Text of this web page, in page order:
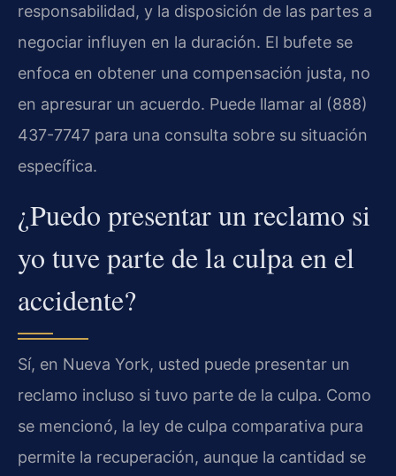
responsabilidad, y la disposición de las partes a
negociar influyen en la duración. El bufete se
enfoca en obtener una compensación justa, no
en apresurar un acuerdo. Puede llamar al (888)
437-7747 para una consulta sobre su situación
específica.
¿Puedo presentar un reclamo si
yo tuve parte de la culpa en el
accidente?
Sí, en Nueva York, usted puede presentar un
reclamo incluso si tuvo parte de la culpa. Como
se mencionó, la ley de culpa comparativa pura
permite la recuperación, aunque la cantidad se